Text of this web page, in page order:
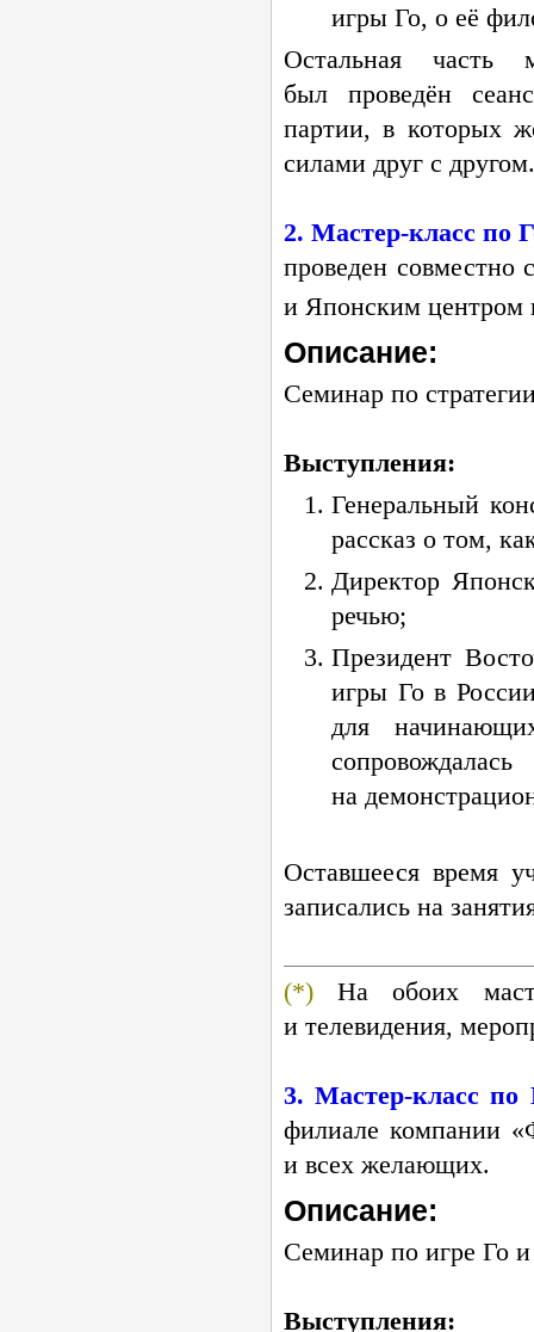
игры Го, о её
Остальная часть
был проведён
партии, в которых
силами друг с другом.
2.Мастер-класс по
проведен совместно
и Японским центром
Описание:
Семинар по
Выступления:
Генеральный
рассказ о том,
Директор
речью;
Президент
игры Го в
для
на
Оставшееся время
записались на
(*) На обоих
и телевидения,
3.Мастер-класс по
филиале компании
и всех желающих.
Описание:
Семинар по игре Го
Выступления: